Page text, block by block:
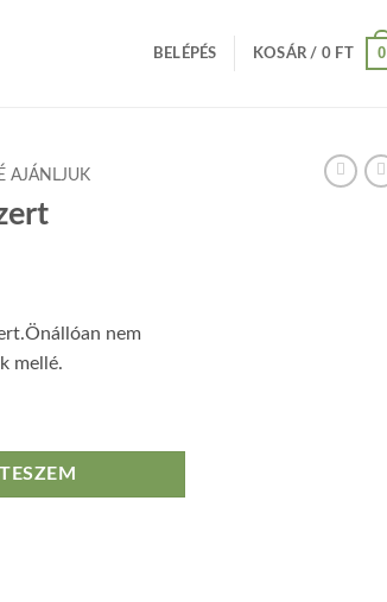
BELÉPÉS KOSÁR / 0 FT 0
AJÁNLJUK
nem
mellé.